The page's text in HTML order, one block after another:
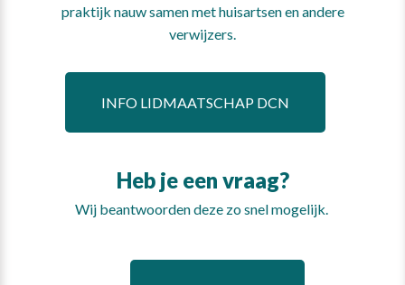
praktijk nauw samen met huisartsen en andere
verwijzers.
INFO LIDMAATSCHAP DCN
Heb je een vraag?
Wij beantwoorden deze zo snel mogelijk.